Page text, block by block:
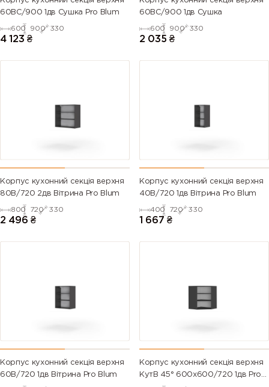
60ВС/900 1дв Сушка Pro Blum
600 900 330
4 123 ₴
60ВС/900 1дв Сушка
600 900 330
2 035 ₴
Корпус кухонний секцiя верхня
80В/720 2дв Вітрина Pro Blum
800 720 330
2 496 ₴
Корпус кухонний секцiя верхня
40В/720 1дв Вітрина Pro Blum
400 720 330
1 667 ₴
Корпус кухонний секцiя верхня
60В/720 1дв Вітрина Pro Blum
Корпус кухонний секцiя верхня
КутВ 45° 600х600/720 1дв Pro